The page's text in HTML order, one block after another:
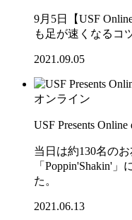
9月5日【USF
も足が速くなるコ
2021.09.05
オンライン
USF Presents
当日は約130名の
「Poppin'Shakin'
た。
2021.06.13